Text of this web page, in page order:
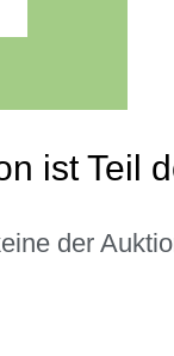
ist Teil
der